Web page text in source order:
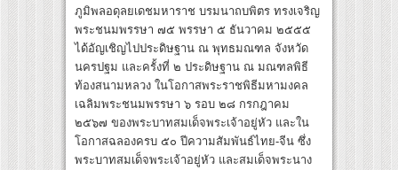
ภูมิพลอดุลยเดชมหาราช บรมนาถบพิตร ทรงเจริญ
พระชนมพรรษา ๗๕ พรรษา ๕ ธันวาคม ๒๕๕๕
ได้อัญเชิญไปประดิษฐาน ณ พุทธมณฑล จังหวัด
นครปฐม และครั้งที่ ๒ ประดิษฐาน ณ มณฑลพิธี
ท้องสนามหลวง ในโอกาสพระราชพิธีมหามงคล
เฉลิมพระชนมพรรษา ๖ รอบ ๒๘ กรกฎาคม
๒๕๖๗ ของพระบาทสมเด็จพระเจ้าอยู่หัว และใน
โอกาสฉลองครบ ๕๐ ปีความสัมพันธ์ไทย-จีน ซึ่ง
พระบาทสมเด็จพระเจ้าอยู่หัว และสมเด็จพระนาง